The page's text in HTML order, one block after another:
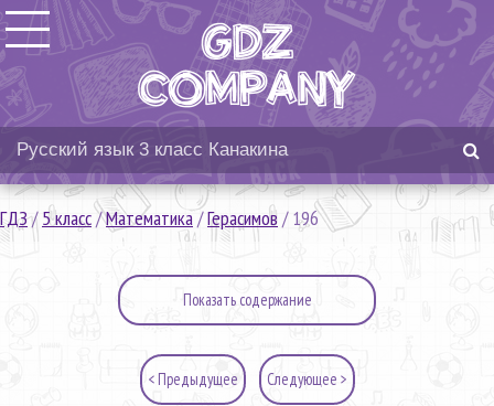
ГДЗ/5 класс/Математика/Герасимов/196
Показать содержание
< Предыдущее Следующее >